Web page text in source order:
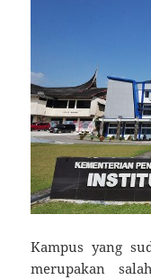
Kampus yang
merupakan